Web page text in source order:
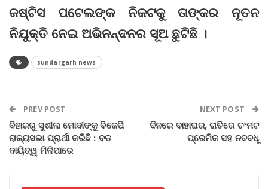
ଜଷ୍ଟିସ ପଟେଲଙ୍କ ନିକଟକୁ ତାଙ୍କର ନୂତନ
ନିଯୁକ୍ତି ନେଇ ଅଭିନନ୍ଦନର ସୂଅ ଛୁଟିଛି ।
sundargarh news
PREV POST
ବିହାରରୁ ସୁଶୀଲ ମୋଦୀ‌ଙ୍କୁ ବିଜେପି
ରାଜ୍ୟସଭା ପ୍ରାର୍ଥୀ କରିଛି : ବଡ
ଦାୟିତ୍ୱ ମିଳିପାରେ
NEXT POST
ଦିନରେ ବାହାଘର, ରାତିରେ ଚଂମଟ
ପ୍ରେମିକ ସହ ନବବଧୂ